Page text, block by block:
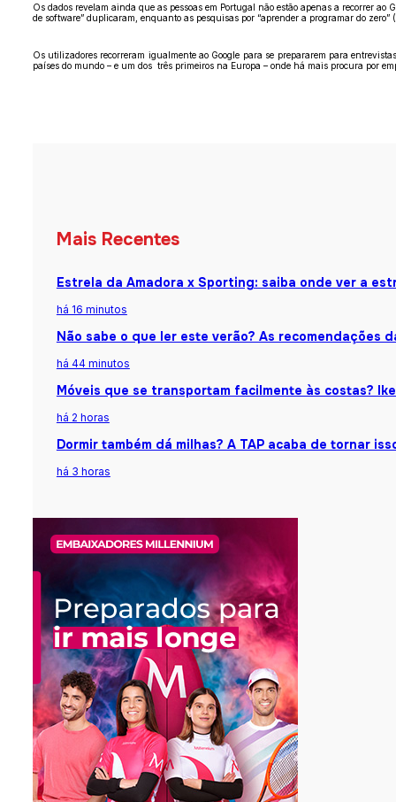
Os dados revelam ainda que as pessoas em Portugal não estão apenas a recorrer
de software” duplicaram, enquanto as pesquisas por “aprender a programar do
Os utilizadores recorreram igualmente ao Google para se prepararem para
países do mundo – e um dos três primeiros na Europa – onde há mais procura por
Mais Recentes
Estrela da Amadora x Sporting: saiba onde ver a
há 16 minutos
Não sabe o que ler este verão? As recomendações
há 44 minutos
Móveis que se transportam facilmente às costas?
há 2 horas
Dormir também dá milhas? A TAP acaba de tornar
há 3 horas